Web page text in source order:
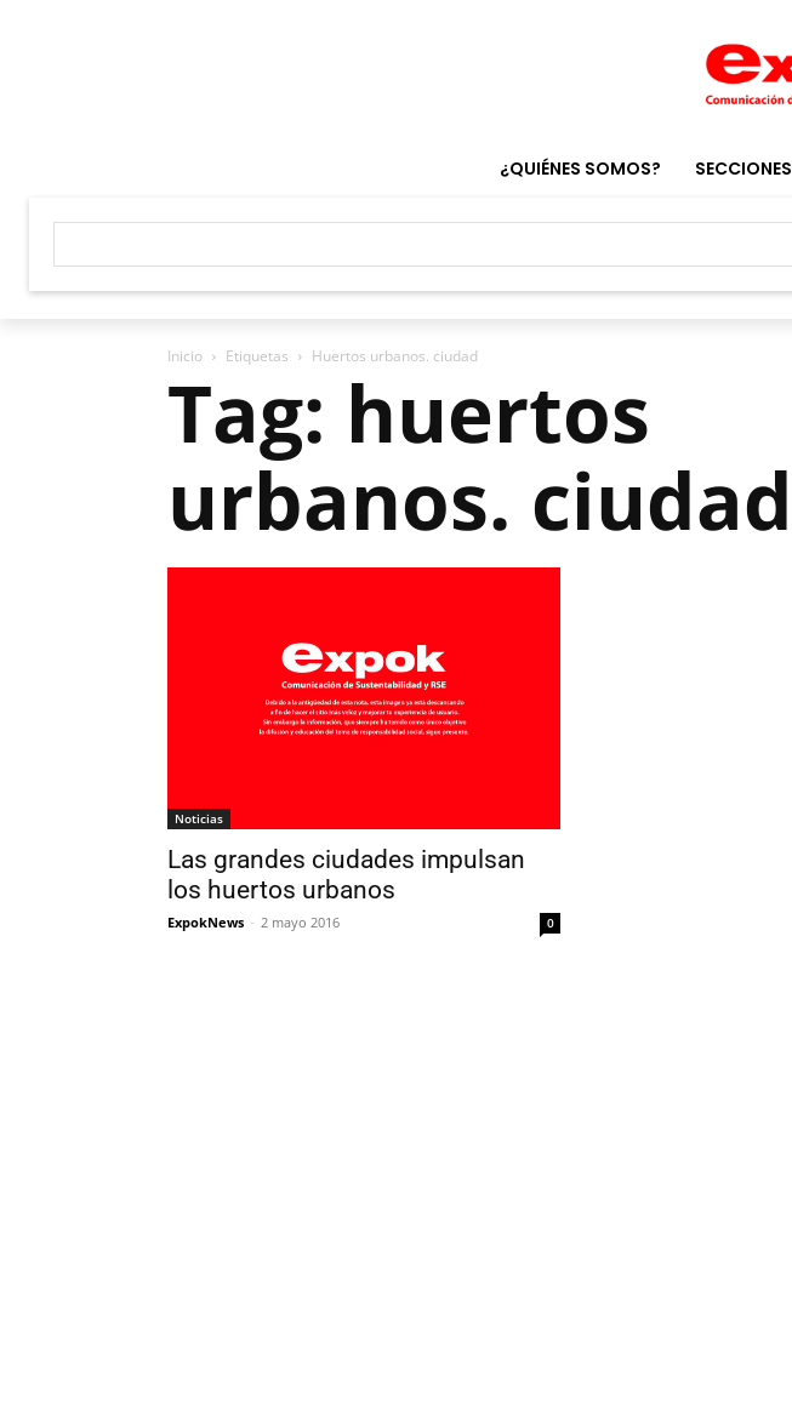
¿QUIÉNES SOMOS? SECCIONES
Inicio Etiquetas Huertos urbanos. ciudad
Tag: huertos
urbanos. ciudad
Noticias
Las grandes ciudades impulsan
los huertos urbanos
ExpokNews - 2 mayo 2016 0